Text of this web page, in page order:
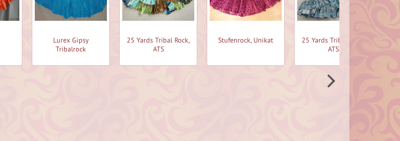
Lurex Gipsy
Tribalrock
25 Yards Tribal Rock,
ATS
Stufenrock, Unikat
25 Yards Tribal Rock,
ATS
25